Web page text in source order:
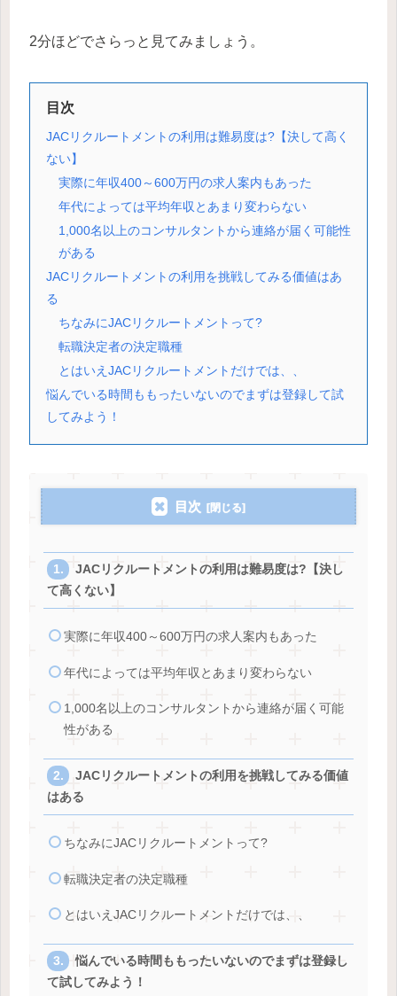
2分ほどでさらっと見てみましょう。
目次
JACリクルートメントの利用は難易度は?【決して高く
ない】
実際に年収400～600万円の求人案内もあった
年代によっては平均年収とあまり変わらない
1,000名以上のコンサルタントから連絡が届く可能性
がある
JACリクルートメントの利用を挑戦してみる価値はあ
る
ちなみにJACリクルートメントって?
転職決定者の決定職種
とはいえJACリクルートメントだけでは、、
悩んでいる時間ももったいないのでまずは登録して試
してみよう！
目次
JACリクルートメントの利用は難易度は?【決し
て高くない】
実際に年収400～600万円の求人案内もあった
年代によっては平均年収とあまり変わらない
1,000名以上のコンサルタントから連絡が届く可能
性がある
JACリクルートメントの利用を挑戦してみる価値
はある
ちなみにJACリクルートメントって?
転職決定者の決定職種
とはいえJACリクルートメントだけでは、、
悩んでいる時間ももったいないのでまずは登録し
て試してみよう！